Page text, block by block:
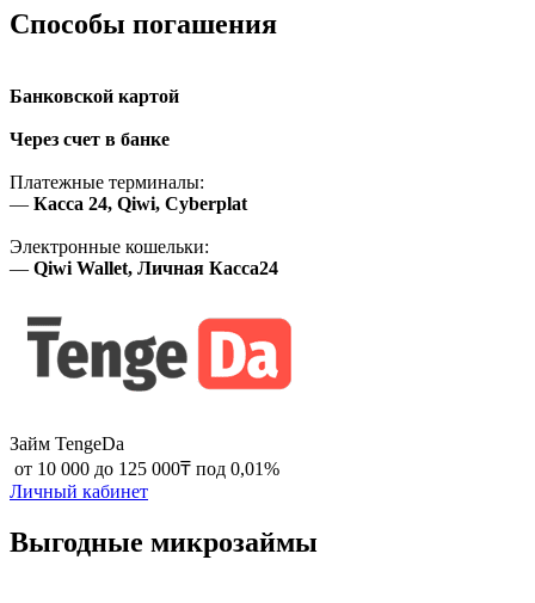
Способы погашения
Банковской картой
Через счет в банке
Платежные терминалы:
— Касса 24, Qiwi, Cyberplat
Электронные кошельки:
— Qiwi Wallet, Личная Касса24
Займ TengeDa
‍ от 10 000 до 125 000₸ под 0,01%
Личный кабинет
Выгодные микрозаймы